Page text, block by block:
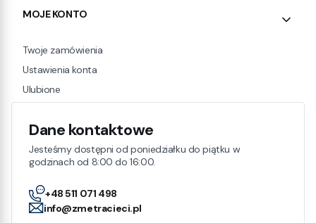
Dane kontaktowe
Jesteśmy dostępni od poniedziałku do piątku w
godzinach od 8:00 do 16:00.
+48 511 071 498
info@zmetracieci.pl
MOJE KONTO
Twoje zamówienia
Ustawienia konta
Ulubione